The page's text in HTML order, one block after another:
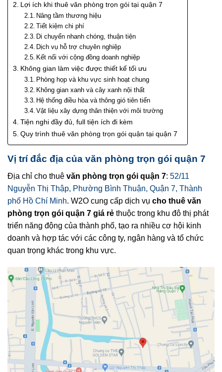
Lợi ích khi thuê văn phòng trọn gói tại quận 7
Nâng tầm thương hiệu
Tiết kiệm chi phí
Di chuyển nhanh chóng, thuận tiện
Dịch vụ hỗ trợ chuyên nghiệp
Kết nối với cộng đồng doanh nghiệp
Không gian làm việc được thiết kế tối ưu
Phòng họp và khu vực sinh hoạt chung
Không gian xanh và cây xanh nội thất
Hệ thống điều hòa và thông gió tiên tiến
Vật liệu xây dựng thân thiện với môi trường
Tiện nghi đầy đủ, full tiện ích đi kèm
Quy trình thuê văn phòng trọn gói quận tại quận 7
Vị trí đắc địa của văn phòng trọn gói quận 7
Địa chỉ cho thuê văn phòng trọn gói quận 7: 52/11
Nguyễn Thị Thập, Phường Bình Thuận, Quận 7, Thành
phố Hồ Chí Minh. W2O cung cấp dịch vụ cho thuê văn
phòng trọn gói quận 7 giá rẻ thuộc trong khu đô thị phát
triển năng động của thành phố, tạo ra nhiều cơ hội kinh
doanh và hợp tác với các công ty, ngân hàng và tổ chức
quan trọng khác trong khu vực.